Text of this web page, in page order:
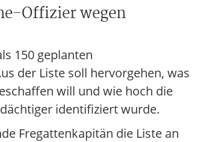
Offizier wegen
150 geplanten
der Liste soll hervorgehen, was
will und wie hoch die
identifiziert wurde.
Fregattenkapitän die Liste an